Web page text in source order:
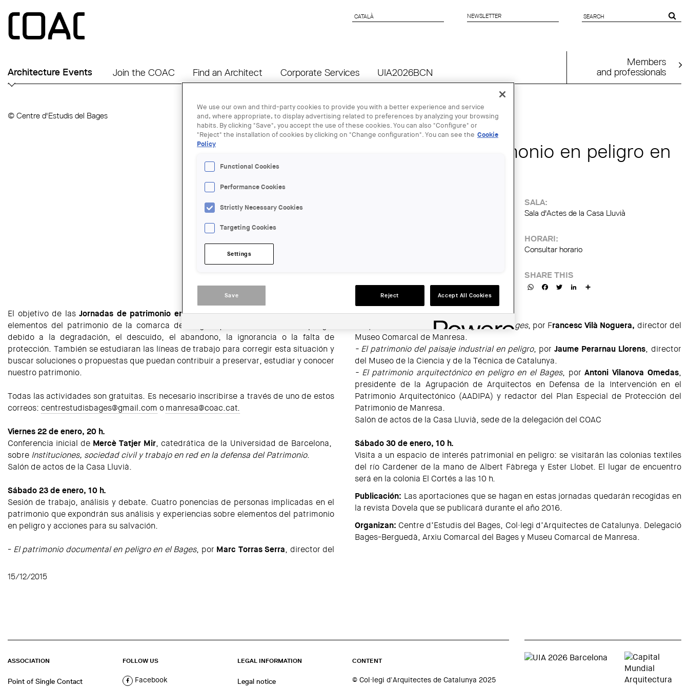
CATALÀ
CATALÀ NEWSLETTER
FORM
Architecture Events Join the COAC Find an Architect Corporate Services UIA2026BCN
Members
and professionals
© Centre d'Estudis del Bages
22 JAN - 30 JAN
Jornadas de patrimonio en peligro en
SALA:
Sala d'Actes de la Casa Lluvià
HORARI:
Consultar horario
SHARE THIS
WhatsAppFacebookTwitterLinkedIn
El objetivo de las Jornadas de patrimonio en peligroes estudiar la situación de los
elementos del patrimonio de la comarca del Bages que se encuentran en peligro
debido a la degradación, el descuido, el abandono, la ignorancia o la falta de
protección. También se estudiaran las líneas de trabajo para corregir esta situación y
buscar soluciones o propuestas que puedan contribuir a preservar, estudiar y conocer
nuestro patrimonio.
Todas las actividades son gratuitas. Es necesario inscribirse a través de uno de estos
correos: centrestudisbages@gmail.com omanresa@coac.cat.
Viernes 22 de enero, 20 h.
Conferencia inicial de Mercè Tatjer Mir, catedrática de la Universidad de Barcelona, ​​
sobre Instituciones, sociedad civil y trabajo en red en la defensa del Patrimonio.
Salón de actos de la Casa Lluvià.
Sábado 23 de enero, 10 h.
Sesión de trabajo, análisis y debate. Cuatro ponencias de personas implicadas en el
patrimonio que expondrán sus análisis y experiencias sobre elementos del patrimonio
en peligro y acciones para su salvación.
- El patrimonio documental en peligro en el Bages, por Marc Torras Serra, director del
Archivo Comarcal del Bages.
El patrimonio artístico en peligro en el Bages, por Francesc Vilà Noguera, director del
Museo Comarcal de Manresa.
- El patrimonio del paisaje industrial en peligro, por Jaume Perarnau Llorens, director
del Museo de la Ciencia y de la Técnica de Catalunya.
- El patrimonio arquitectónico en peligro en el Bages, por Antoni Vilanova Omedas,
presidente de la Agrupación de Arquitectos en Defensa de la Intervención en el
Patrimonio Arquitectónico (AADIPA) y redactor del Plan Especial de Protección del
Patrimonio de Manresa.
Salón de actos de la Casa Lluvià, sede de la delegación del COAC
Sábado 30 de enero, 10 h.
Visita a un espacio de interés patrimonial en peligro: se visitarán las colonias textiles
del río Cardener de la mano de Albert Fàbrega y Ester Llobet. El lugar de encuentro
será en la colonia El Cortés a las 10 h.
Publicación: Las aportaciones que se hagan en estas jornadas quedarán recogidas en
la revista Dovela que se publicará durante el año 2016.
Organizan: Centre d’Estudis del Bages, Col·legi d’Arquitectes de Catalunya. Delegació
Bages-Berguedà, Arxiu Comarcal del Bages y Museu Comarcal de Manresa.
15/12/2015
ASSOCIATION
Point of Single Contact
FOLLOW US
Facebook
LEGAL INFORMATION
Legal notice
CONTENT
© Col·legi d'Arquitectes de Catalunya 2025
We use our own and third-party cookies to provide you with a better experience and service
and, where appropriate, to display advertising related to preferences by analyzing your browsing
habits. By clicking "Save", you accept the use of these cookies. You can also "Configure" or
"Reject" the installation of cookies by clicking on "Change configuration". You can see the Cookie
Policy
Functional Cookies
Performance Cookies
Strictly Necessary Cookies
Targeting Cookies
Settings
Save Reject Accept All Cookies